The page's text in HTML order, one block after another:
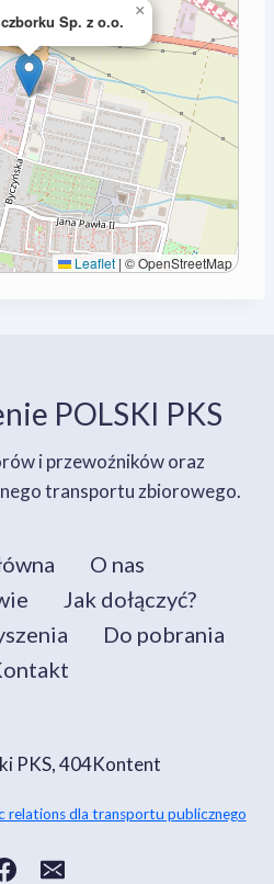
Sp. z o.o.
×
Leaflet | © OpenStreetMap
POLSKI PKS
i przewoźników oraz
transportu zbiorowego.
O nas
Jak dołączyć?
Do pobrania
PKS, 404Kontent
dla transportu publicznego